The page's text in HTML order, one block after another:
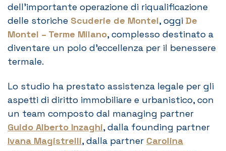
dell’importante operazione di riqualificazione
delle storiche Scuderie de Montel, oggi De
Montel – Terme Milano, complesso destinato a
diventare un polo d’eccellenza per il benessere
termale.
Lo studio ha prestato assistenza legale per gli
aspetti di diritto immobiliare e urbanistico, con
un team composto dal managing partner
Guido Alberto Inzaghi, dalla founding partner
Ivana Magistrelli, dalla partner Carolina